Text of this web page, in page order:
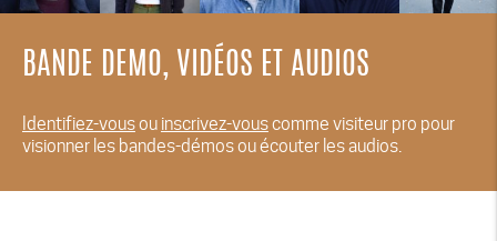
BANDE DEMO, VIDÉOS ET AUDIOS
Identifiez-vousou inscrivez-vouscomme visiteur pro pour
visionner les bandes-démos ou écouter les audios.